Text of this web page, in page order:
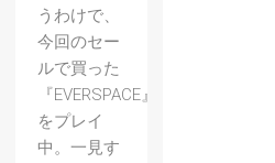
うわけで、
今回のセー
ルで買った
『EVERSPACE』
をプレイ
中。一見す